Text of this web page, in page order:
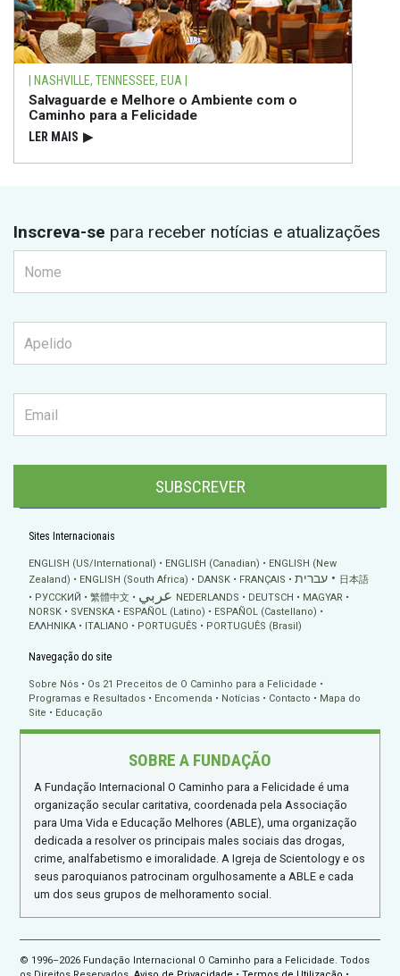
| NASHVILLE, TENNESSEE, EUA |
Salvaguarde e Melhore o Ambiente com o
Caminho para a Felicidade
LER MAIS ▶
Inscreva-se para receber notícias e atualizações
SUBSCREVER
Sites Internacionais
ENGLISH (US/International) ENGLISH (Canadian)
ENGLISH (New
Zealand)
ENGLISH (South Africa) DANSK FRANÇAIS עברית
日本語
РУССКИЙ
繁體中文 عربي NEDERLANDS DEUTSCH
MAGYAR
NORSK
SVENSKA ESPAÑOL (Latino)
ESPAÑOL (Castellano)
ΕΛΛΗΝΙΚA
ITALIANO PORTUGUÊS PORTUGUÊS (Brasil)
Navegação do site
Sobre Nós
Os 21 Preceitos de O Caminho para a Felicidade
Programas e Resultados
Encomenda Notícias Contacto
Mapa do
Site
Educação
SOBRE A FUNDAÇÃO
A Fundação Internacional O Caminho para a Felicidade é uma
organização secular caritativa, coordenada pela Associação
para Uma Vida e Educação Melhores (ABLE), uma organização
dedicada a resolver os principais males sociais das drogas,
crime, analfabetismo e imoralidade. A Igreja de Scientology e os
seus paroquianos patrocinam orgulhosamente a ABLE e cada
um dos seus grupos de melhoramento social.
© 1996–2026 Fundação Internacional O Caminho para a Felicidade. Todos